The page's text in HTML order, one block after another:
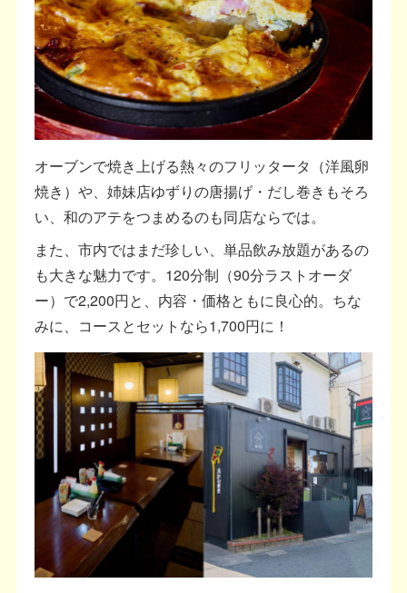
オーブンで焼き上げる熱々のフリッタータ（洋風卵
焼き）や、姉妹店ゆずりの唐揚げ・だし巻きもそろ
い、和のアテをつまめるのも同店ならでは。
また、市内ではまだ珍しい、単品飲み放題があるの
も大きな魅力です。120分制（90分ラストオーダ
ー）で2,200円と、内容・価格ともに良心的。ちな
みに、コースとセットなら1,700円に！